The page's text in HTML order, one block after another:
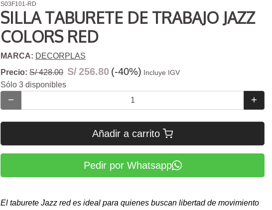
S03F101-RD
SILLA TABURETE DE TRABAJO JAZZ
COLORS RED
MARCA: DECORPLAS
Precio: S/ 428.00 S/256.80 (-40%) Incluye IGV
Sólo 3 disponibles
Añadir a carrito
Pedir por Whatsapp
El taburete Jazz red es ideal para quienes buscan libertad de movimiento